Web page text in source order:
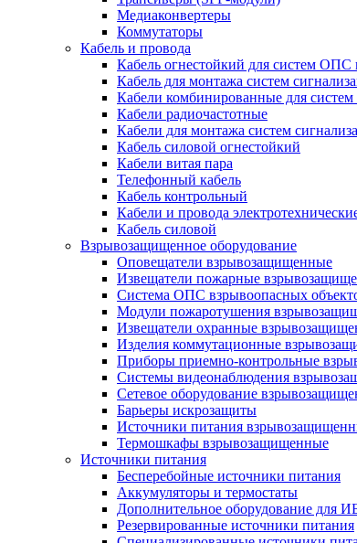
Медиаконвертеры
Коммутаторы
Кабель и провода
Кабель огнестойкий для систем
Кабель для монтажа систем
Кабели комбинированные для систем
Кабели радиочастотные
Кабели для монтажа систем
Кабель силовой огнестойкий
Кабели витая пара
Телефонный кабель
Кабель контрольный
Кабели и провода
Кабель силовой
Взрывозащищенное оборудование
Оповещатели взрывозащищенные
Извещатели пожарные
Система ОПС взрывоопасных
Модули пожаротушения
Извещатели охранные
Изделия коммутационные
Приборы приемно-контрольные
Системы видеонаблюдения
Сетевое оборудование
Барьеры искрозащиты
Источники питания
Термошкафы взрывозащищенные
Источники питания
Бесперебойные источники питания
Аккумуляторы и термостаты
Дополнительное оборудование для
Резервированные источники питания